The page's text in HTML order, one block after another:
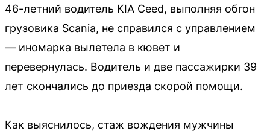
46-летний водитель KIA Ceed, выполняя обгон
грузовика Scania, не справился с управлением
— иномарка вылетела в кювет и
перевернулась. Водитель и две пассажирки 39
лет скончались до приезда скорой помощи.
Как выяснилось, стаж вождения мужчины